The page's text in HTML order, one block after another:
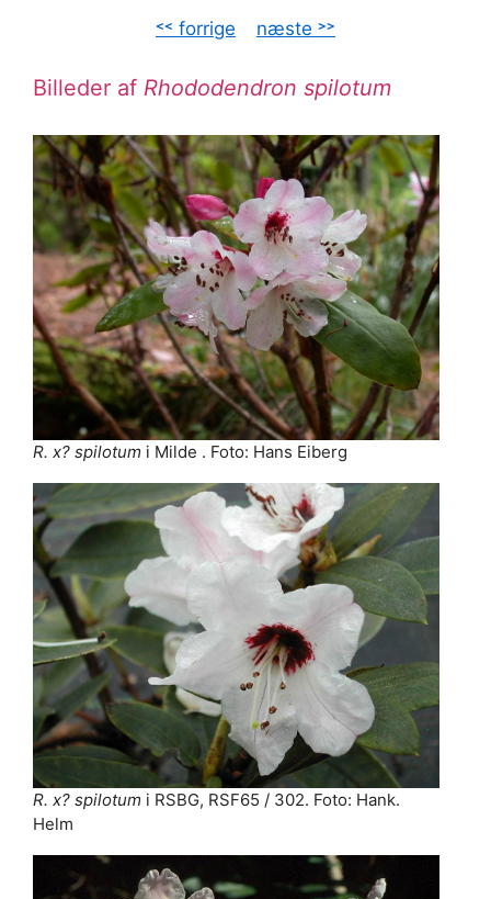
˂˂ forrige næste ˃˃
Billeder af Rhododendron spilotum
R. x? spilotum i Milde . Foto: Hans Eiberg
R. x? spilotum i RSBG, RSF65 / 302. Foto: Hank.
Helm